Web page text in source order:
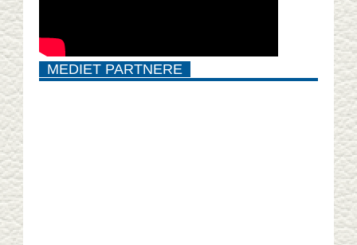
MEDIET PARTNERE